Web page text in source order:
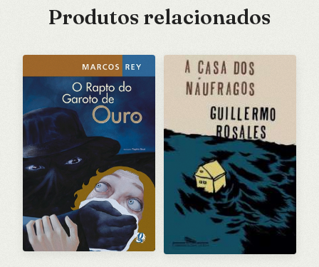
Produtos relacionados